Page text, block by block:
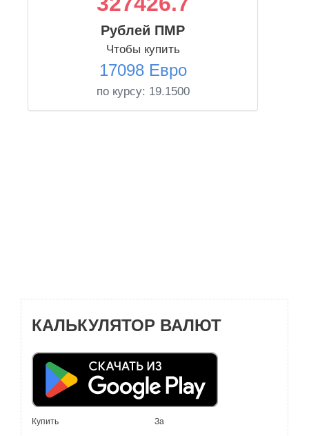
Рублей ПМР
Чтобы купить
17098 Евро
по курсу: 19.1500
КАЛЬКУЛЯТОР ВАЛЮТ
Купить За